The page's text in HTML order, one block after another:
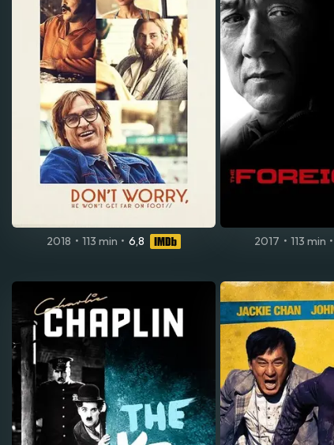
2018 • 113 min • 6,8 2017 • 113 min •